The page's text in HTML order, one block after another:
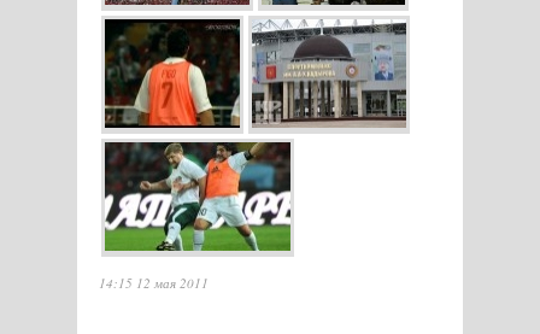
14:15 12 мая 2011